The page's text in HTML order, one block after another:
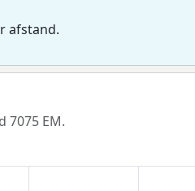
afstand.
7075 EM.